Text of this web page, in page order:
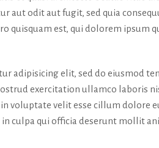
aut odit aut fugit, sed quia
quisquam est, qui dolorem ipsum
adipisicing elit, sed do eiusmod
exercitation ullamco laboris
voluptate velit esse cillum dolore
culpa qui officia deserunt mollit